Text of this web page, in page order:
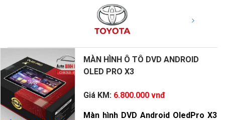
MÀN HÌNH Ô TÔ DVD ANDROID
OLED PRO X3
Giá KM: 6.800.000 vnđ
Màn hình DVD Android OledPro X3